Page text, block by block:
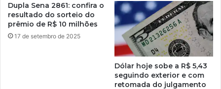
Dupla Sena 2861: confira o
resultado do sorteio do
prêmio de R$ 10 milhões
17 de setembro de 2025
Dólar hoje sobe a R$ 5,43
seguindo exterior e com
retomada do julgamento